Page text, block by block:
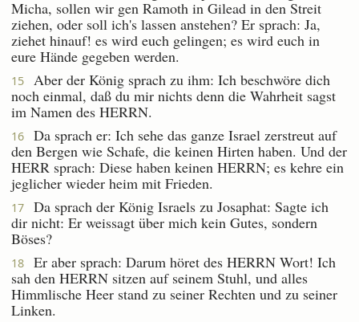
Micha, sollen wir gen Ramoth in Gilead in den Streit
ziehen, oder soll ich's lassen anstehen? Er sprach: Ja,
ziehet hinauf! es wird euch gelingen; es wird euch in
eure Hände gegeben werden.
15
Aber der König sprach zu ihm: Ich beschwöre dich
noch einmal, daß du mir nichts denn die Wahrheit sagst
im Namen des HERRN.
16
Da sprach er: Ich sehe das ganze Israel zerstreut auf
den Bergen wie Schafe, die keinen Hirten haben. Und der
HERR sprach: Diese haben keinen HERRN; es kehre ein
jeglicher wieder heim mit Frieden.
17
Da sprach der König Israels zu Josaphat: Sagte ich
dir nicht: Er weissagt über mich kein Gutes, sondern
Böses?
18
Er aber sprach: Darum höret des HERRN Wort! Ich
sah den HERRN sitzen auf seinem Stuhl, und alles
Himmlische Heer stand zu seiner Rechten und zu seiner
Linken.